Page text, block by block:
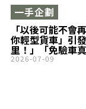
「以後可能不
你輕型貨車」引
里！」「免驗車
喊話「希望貨斗
一手企劃
2026-07-09